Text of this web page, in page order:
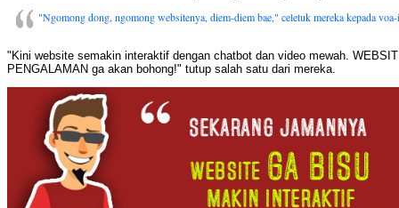
"Ngomong dong, ngomong websitenya, diem-diem bae," celetuk mereka kepada
"Kini website semakin interaktif dengan chatbot dan video mewah.
PENGALAMAN ga akan bohong!" tutup salah satu dari mereka.